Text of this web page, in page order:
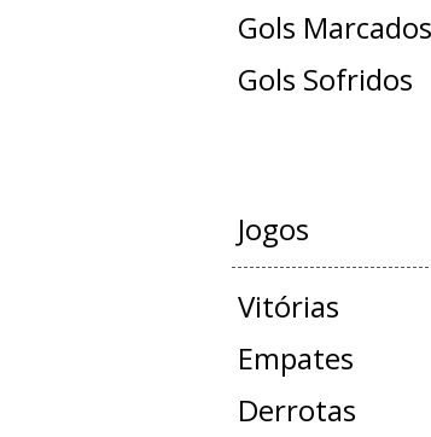
Gols Marcados
Gols Sofridos
Jogos
Vitórias
Empates
Derrotas